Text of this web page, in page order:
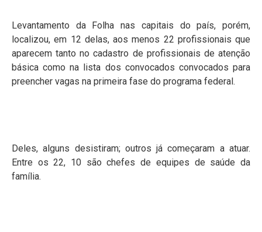
Levantamento da Folha nas capitais do país, porém,
localizou, em 12 delas, aos menos 22 profissionais que
aparecem tanto no cadastro de profissionais de atenção
básica como na lista dos convocados convocados para
preencher vagas na primeira fase do programa federal.
Deles, alguns desistiram; outros já começaram a atuar.
Entre os 22, 10 são chefes de equipes de saúde da
família.